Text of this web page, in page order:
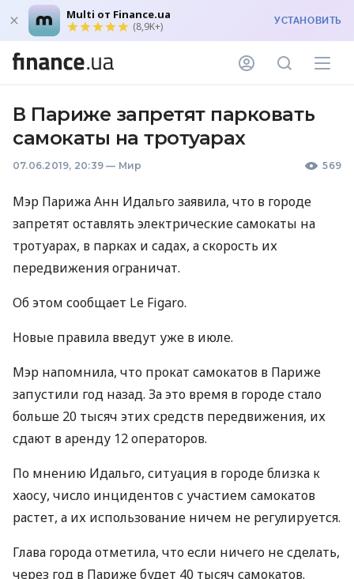
Multi от Finance.ua
(8,9K+) УСТАНОВИТЬ
В Париже запретят парковать
самокаты на тротуарах
07.06.2019, 20:39 — Мир 569
Мэр Парижа Анн Идальго заявила, что в городе
запретят оставлять электрические самокаты на
тротуарах, в парках и садах, а скорость их
передвижения ограничат.
Об этом сообщает Le Figaro.
Новые правила введут уже в июле.
Мэр напомнила, что прокат самокатов в Париже
запустили год назад. За это время в городе стало
больше 20 тысяч этих средств передвижения, их
сдают в аренду 12 операторов.
По мнению Идальго, ситуация в городе близка к
хаосу, число инцидентов с участием самокатов
растет, а их использование ничем не регулируется.
Глава города отметила, что если ничего не сделать,
через год в Париже будет 40 тысяч самокатов.